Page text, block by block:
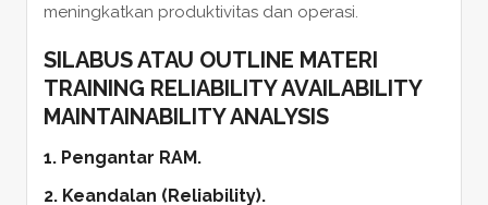
meningkatkan produktivitas dan operasi.
SILABUS ATAU OUTLINE MATERI
TRAINING RELIABILITY AVAILABILITY
MAINTAINABILITY ANALYSIS
1. Pengantar RAM.
2. Keandalan (Reliability).